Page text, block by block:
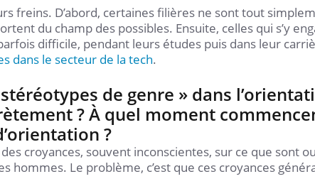
freins. D’abord, certaines filières ne sont tout
du champ des possibles. Ensuite, celles qui s’y
difficile, pendant leurs études puis dans leur
dans le secteur de la tech.
de genre » dans
? À quel moment
?
croyances, souvent inconscientes, sur ce que sont ou
hommes. Le problème, c’est que ces croyances